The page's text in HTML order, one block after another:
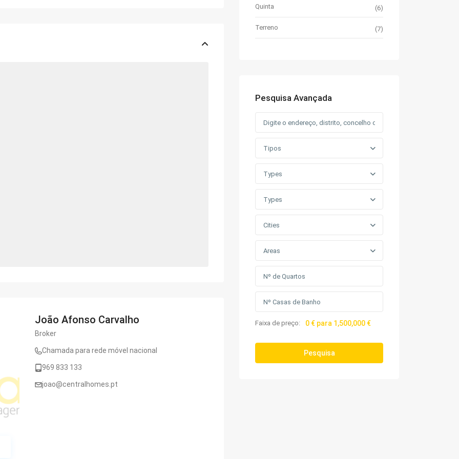
João Afonso Carvalho
Broker
Chamada para rede móvel nacional
969 833 133
joao@centralhomes.pt
Quinta (6)
Terreno (7)
Pesquisa Avançada
Tipos
Types
Types
Cities
Areas
Faixa de preço: 0 € para 1,500,000 €
Pesquisa